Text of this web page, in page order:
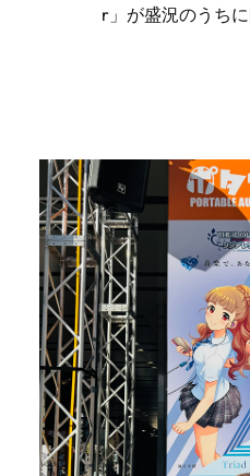
r」が盛況のうちに